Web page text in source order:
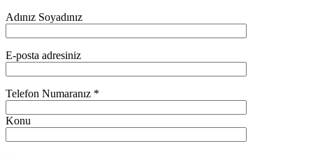
Adınız Soyadınız
E-posta adresiniz
Telefon Numaranız *
Konu